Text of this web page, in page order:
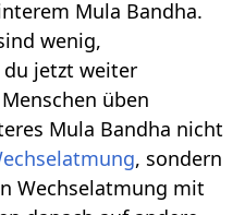
Mula Bandha.
wenig,
jetzt weiter
üben
Mula Bandha nicht
, sondern
Wechselatmung mit